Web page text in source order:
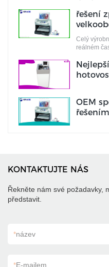
řešení
Celý
reálném
OEM
KONTAKTUJTE NÁS
Řekněte nám své požadavky,
představit.
*název
*E-mailem